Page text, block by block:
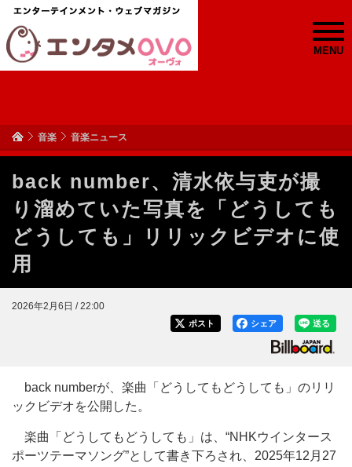
MENU
音楽 音楽ニュース
back number、清水依与吏が撮
り溜めていた写真を「どうしても
どうしても」リリックビデオに使
用
2026年2月6日 / 22:00
送る
シェア
ポスト
back numberが、楽曲「どうしてもどうしても」のリリ
ックビデオを公開した。
楽曲「どうしてもどうしても」は、“NHKウインタース
ポーツテーマソング”として書き下ろされ、2025年12月27